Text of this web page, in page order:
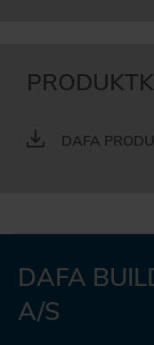
DAFA
DAFA
A/S